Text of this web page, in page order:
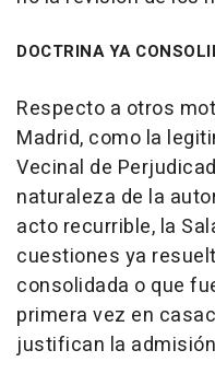
DOCTRINA YA
Respecto a otros
Madrid, como la
Vecinal de
naturaleza de la
acto recurrible, la
cuestiones ya
consolidada o que
primera vez en
justifican la